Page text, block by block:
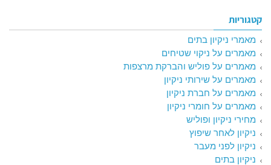
קטגוריות
מאמרי ניקיון בתים
מאמרים על ניקוי שטיחים
מאמרים על פוליש והברקת מרצפות
מאמרים על שירותי ניקיון
מאמרים על חברת ניקיון
מאמרים על חומרי ניקיון
מחירי ניקיון ופוליש
ניקיון לאחר שיפוץ
ניקיון לפני מעבר
ניקיון בתים